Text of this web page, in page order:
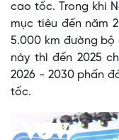
cao tốc. Trong khi
mục tiêu đến năm
5.000 km đường
này thì đến 2025
2026 - 2030 phấn
tốc.